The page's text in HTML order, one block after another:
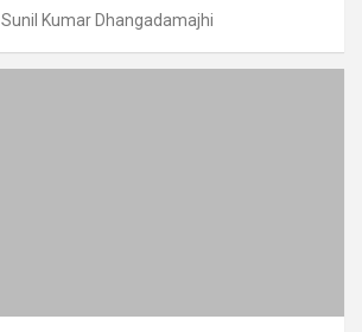
Sunil Kumar Dhangadamajhi